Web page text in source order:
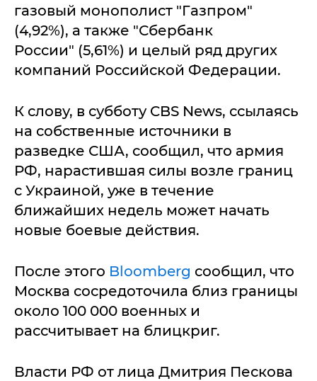
газовый монополист "Газпром"
(4,92%), а также "Сбербанк
России" (5,61%) и целый ряд других
компаний Российской Федерации.
К слову, в субботу CBS News, ссылаясь
на собственные источники в
разведке США, сообщил, что армия
РФ, нарастившая силы возле границ
с Украиной, уже в течение
ближайших недель может начать
новые боевые действия.
После этого Bloomberg сообщил, что
Москва сосредоточила близ границы
около 100 000 военных и
рассчитывает на блицкриг.
Власти РФ от лица Дмитрия Пескова